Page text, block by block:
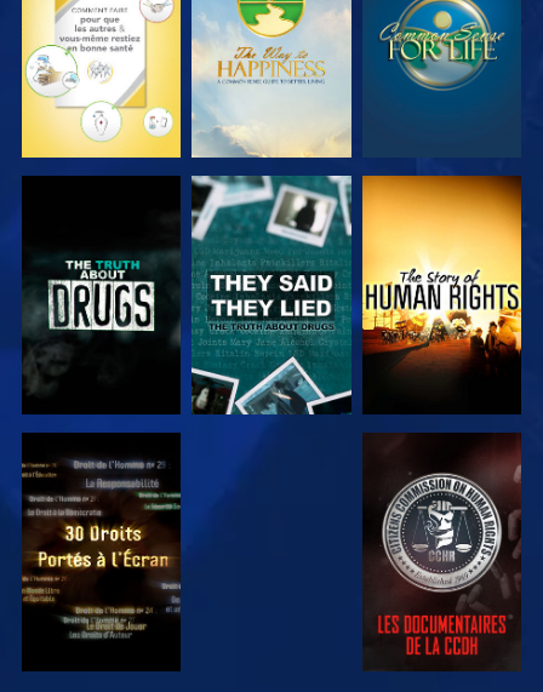
REGARDER REGARDER
REGARDER REGARDER